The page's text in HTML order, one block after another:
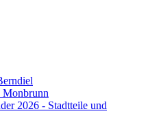
Monbrunn
2026 - Stadtteile und